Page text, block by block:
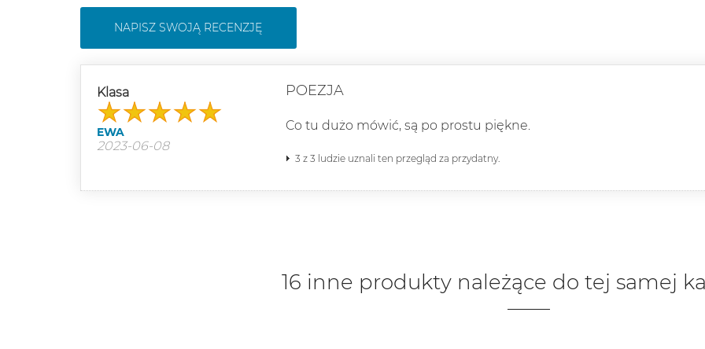
NAPISZ SWOJĄ RECENZJĘ
Klasa
EWA
2023-06-08
POEZJA
Co tu dużo mówić, są po prostu piękne.
3 z 3 ludzie uznali ten przegląd za przydatny.
16 inne produkty należące do tej samej